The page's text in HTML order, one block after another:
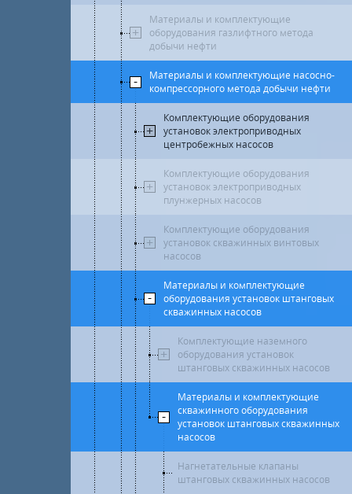
Материалы и комплектующие
оборудования газлифтного метода
добычи нефти
Материалы и комплектующие насосно-
компрессорного метода добычи нефти
Комплектующие оборудования
установок электроприводных
центробежных насосов
Комплектующие оборудования
установок электроприводных
плунжерных насосов
Комплектующие оборудования
установок скважинных винтовых
насосов
Материалы и комплектующие
оборудования установок штанговых
скважинных насосов
Комплектующие наземного
оборудования установок
штанговых скважинных насосов
Материалы и комплектующие
скважинного оборудования
установок штанговых скважинных
насосов
Нагнетательные клапаны
штанговых скважинных насосов